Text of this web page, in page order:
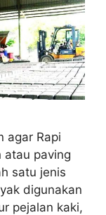
agar Rapi
atau paving
satu jenis
digunakan
pejalan kaki,